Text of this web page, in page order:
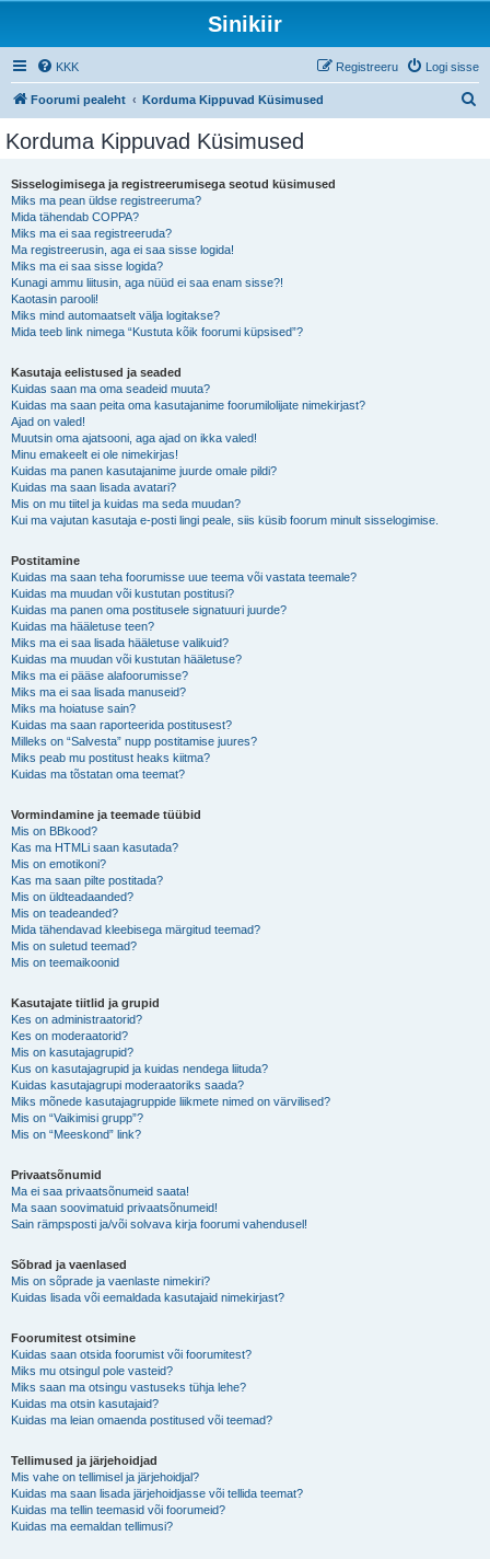
Sinikiir
KKK Logi sisse
Registreeru
Foorumi pealeht Korduma Kippuvad Küsimused
Korduma Kippuvad Küsimused
Sisselogimisega ja registreerumisega seotud küsimused
Miks ma pean üldse registreeruma?
Mida tähendab COPPA?
Miks ma ei saa registreeruda?
Ma registreerusin, aga ei saa sisse logida!
Miks ma ei saa sisse logida?
Kunagi ammu liitusin, aga nüüd ei saa enam sisse?!
Kaotasin parooli!
Miks mind automaatselt välja logitakse?
Mida teeb link nimega “Kustuta kõik foorumi küpsised”?
Kasutaja eelistused ja seaded
Kuidas saan ma oma seadeid muuta?
Kuidas ma saan peita oma kasutajanime foorumilolijate nimekirjast?
Ajad on valed!
Muutsin oma ajatsooni, aga ajad on ikka valed!
Minu emakeelt ei ole nimekirjas!
Kuidas ma panen kasutajanime juurde omale pildi?
Kuidas ma saan lisada avatari?
Mis on mu tiitel ja kuidas ma seda muudan?
Kui ma vajutan kasutaja e-posti lingi peale, siis küsib foorum minult sisselogimise.
Postitamine
Kuidas ma saan teha foorumisse uue teema või vastata teemale?
Kuidas ma muudan või kustutan postitusi?
Kuidas ma panen oma postitusele signatuuri juurde?
Kuidas ma hääletuse teen?
Miks ma ei saa lisada hääletuse valikuid?
Kuidas ma muudan või kustutan hääletuse?
Miks ma ei pääse alafoorumisse?
Miks ma ei saa lisada manuseid?
Miks ma hoiatuse sain?
Kuidas ma saan raporteerida postitusest?
Milleks on “Salvesta” nupp postitamise juures?
Miks peab mu postitust heaks kiitma?
Kuidas ma tõstatan oma teemat?
Vormindamine ja teemade tüübid
Mis on BBkood?
Kas ma HTMLi saan kasutada?
Mis on emotikoni?
Kas ma saan pilte postitada?
Mis on üldteadaanded?
Mis on teadeanded?
Mida tähendavad kleebisega märgitud teemad?
Mis on suletud teemad?
Mis on teemaikoonid
Kasutajate tiitlid ja grupid
Kes on administraatorid?
Kes on moderaatorid?
Mis on kasutajagrupid?
Kus on kasutajagrupid ja kuidas nendega liituda?
Kuidas kasutajagrupi moderaatoriks saada?
Miks mõnede kasutajagruppide liikmete nimed on värvilised?
Mis on “Vaikimisi grupp”?
Mis on “Meeskond” link?
Privaatsõnumid
Ma ei saa privaatsõnumeid saata!
Ma saan soovimatuid privaatsõnumeid!
Sain rämpsposti ja/või solvava kirja foorumi vahendusel!
Sõbrad ja vaenlased
Mis on sõprade ja vaenlaste nimekiri?
Kuidas lisada või eemaldada kasutajaid nimekirjast?
Foorumitest otsimine
Kuidas saan otsida foorumist või foorumitest?
Miks mu otsingul pole vasteid?
Miks saan ma otsingu vastuseks tühja lehe?
Kuidas ma otsin kasutajaid?
Kuidas ma leian omaenda postitused või teemad?
Tellimused ja järjehoidjad
Mis vahe on tellimisel ja järjehoidjal?
Kuidas ma saan lisada järjehoidjasse või tellida teemat?
Kuidas ma tellin teemasid või foorumeid?
Kuidas ma eemaldan tellimusi?